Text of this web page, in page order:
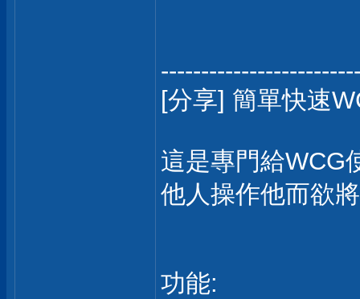
[分享] 簡單快速
這是專門給WCG
他人操作他而欲
功能: